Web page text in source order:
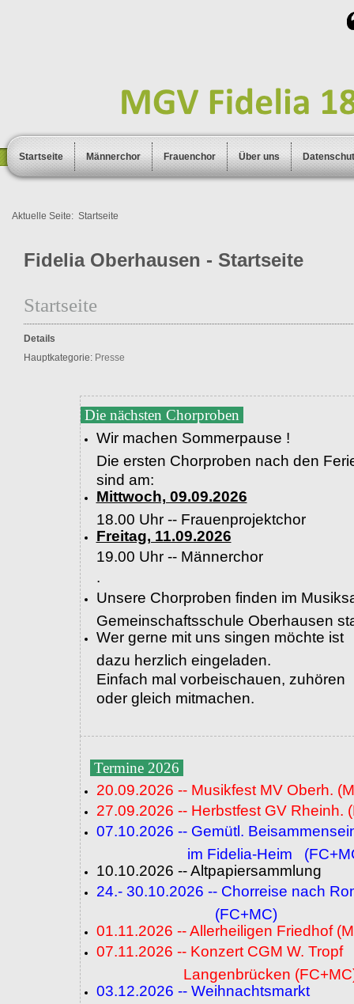
Startseite Männerchor Frauenchor Über uns
Aktuelle Seite: Startseite
Fidelia Oberhausen - Startseite
Startseite
Details
Hauptkategorie: Presse
Die nächsten Chorproben
Wir machen Sommerpause !
Die ersten Chorproben nach den
sind am:
Mittwoch, 09.09.2026
18.00 Uhr -- Frauenprojektchor
Freitag, 11.09.2026
19.00 Uhr -- Männerchor
.
Unsere Chorproben finden im
Gemeinschaftsschule Oberhausen
Wer gerne mit uns singen möchte ist
dazu herzlich eingeladen.
Einfach mal vorbeischauen, zuhören
oder gleich mitmachen.
Termine 2026
20.09.2026 -- Musikfest MV Oberh.
27.09.2026 -- Herbstfest GV Rheinh.
07.10.2026 -- Gemütl.
im Fidelia-Heim
10.10.2026 -- Altpapiersammlung
24.- 30.10.2026 -- Chorreise nach
(FC+MC)
01.11.2026 -- Allerheiligen Friedhof
07.11.2026 -- Konzert CGM W. Tropf
Langenbrücken
03.12.2026 -- Weihnachtsmarkt